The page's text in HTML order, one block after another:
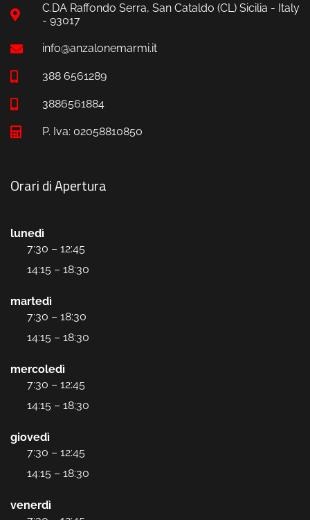
C.DA Raffondo Serra, San Cataldo (CL) Sicilia - Italy
- 93017
info@anzalonemarmi.it
388 6561289
3886561884
P. Iva: 02058810850
Orari di Apertura
lunedì
7:30 – 12:45
14:15 – 18:30
martedì
7:30 – 18:30
14:15 – 18:30
mercoledì
7:30 – 12:45
14:15 – 18:30
giovedì
7:30 – 12:45
14:15 – 18:30
venerdì